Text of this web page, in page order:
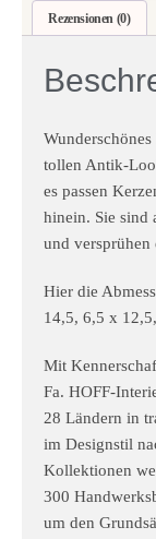
Rezensionen (0)
tollen Antik-
es passen
hinein. Sie sind
und versprühen
Hier die
14,5, 6,5 x
Mit
Fa. HOFF-
28 Ländern in
im Designstil
Kollektionen
300
um den